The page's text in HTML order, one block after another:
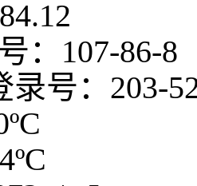
84.12
：107-86-8
录号：203-